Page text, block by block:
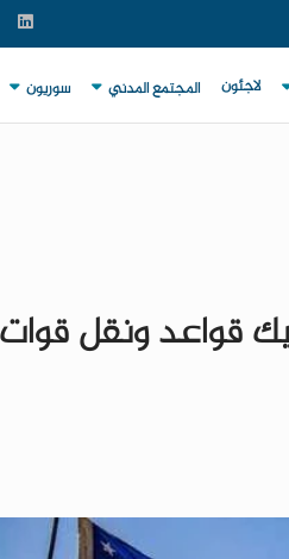
لاجئون المجتمع المدني سوريون
قواعد ونقل